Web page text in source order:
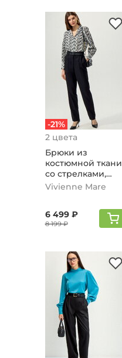
-21%
2 цвета
Брюки из
костюмной ткани
со стрелками,
черный
Vivienne Mare
6 499 ₽
8 199 ₽